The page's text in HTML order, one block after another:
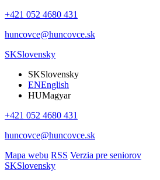
+421 052 4680 431
huncovce@huncovce.sk
SKSlovensky
SKSlovensky
ENEnglish
HUMagyar
+421 052 4680 431
huncovce@huncovce.sk
Mapa webu RSS Verzia pre seniorov
SKSlovensky